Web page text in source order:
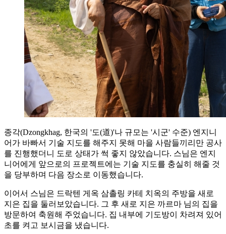
종각(Dzongkhag, 한국의 '도(道)'나 규모는 '시군' 수준) 엔지니
어가 바빠서 기술 지도를 해주지 못해 마을 사람들끼리만 공사
를 진행했더니 도로 상태가 썩 좋지 않았습니다. 스님은 엔지
니어에게 앞으로의 프로젝트에는 기술 지도를 충실히 해줄 것
을 당부하며 다음 장소로 이동했습니다.
이어서 스님은 드락텐 게옥 삼촐링 카테 치옥의 주방을 새로
지은 집을 둘러보았습니다. 그 후 새로 지은 까르마 님의 집을
방문하여 축원해 주었습니다. 집 내부에 기도방이 차려져 있어
초를 켜고 보시금을 냈습니다.